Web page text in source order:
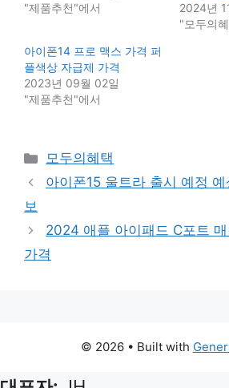
"제품추천"에서
2024년
"모두의
아이폰14 프로 맥스 가격 퍼
플색상 자급제 가격
2023년 09월 02일
"제품추천"에서
Categories
모두의혜택
아이폰15 울트라 출시 예정
보
2024 애플 아이패드 C포트
가격
© 2026 • Built with